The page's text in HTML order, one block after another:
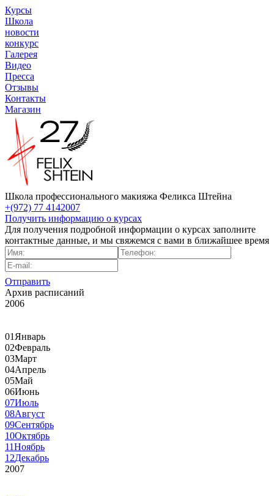
Курсы
Школа
новости
конкурс
Галерея
Видео
Пресса
Отзывы
Контакты
Магазин
Школа профессионального макияжа Феликса Штейна
+(972) 77 4142007
Получить информацию о курсах
Для получения подробной информации о курсах заполните
контактные данные, и мы свяжемся с вами в ближайшее время
Отправить
Архив расписаний
2006
01 Январь
02Февраль
03Март
04Апрель
05Май
06Июнь
07Июль
08Август
09Сентябрь
10Октябрь
11Ноябрь
12Декабрь
2007